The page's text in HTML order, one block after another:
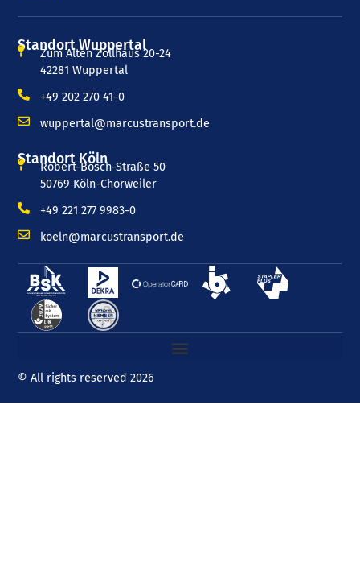
Standort Wuppertal
Zum Alten Zollhaus 20-24
42281 Wuppertal
+49 202 270 41-0
wuppertal@marcustransport.de
Standort Köln
Robert-Bosch-Straße 50
50769 Köln-Chorweiler
+49 221 277 9983-0
koeln@marcustransport.de
© All rights reserved 2026